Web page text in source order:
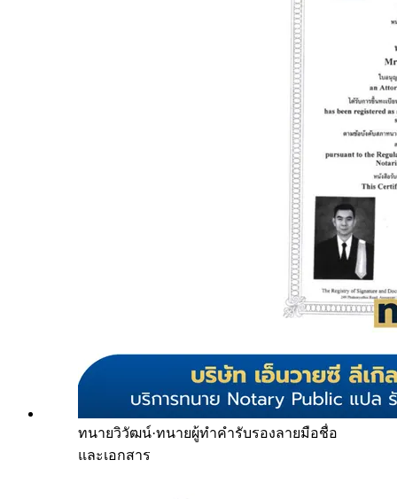
ทนายวิวัฒน์·ทนายผู้ทำคำรับรองลายมือชื่อ
และเอกสาร